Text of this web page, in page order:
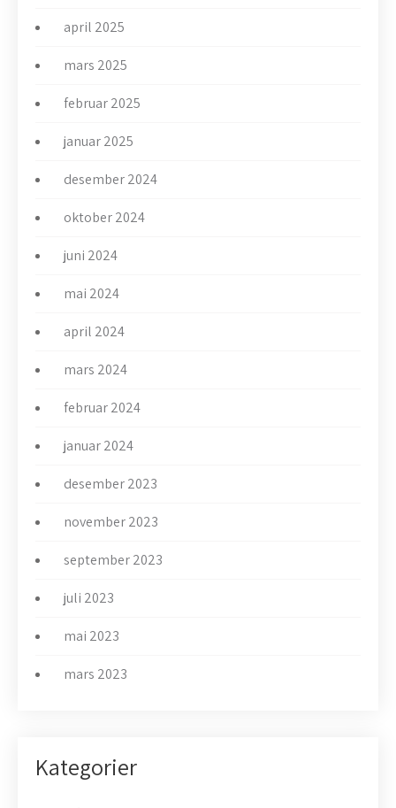
april 2025
mars 2025
februar 2025
januar 2025
desember 2024
oktober 2024
juni 2024
mai 2024
april 2024
mars 2024
februar 2024
januar 2024
desember 2023
november 2023
september 2023
juli 2023
mai 2023
mars 2023
Kategorier